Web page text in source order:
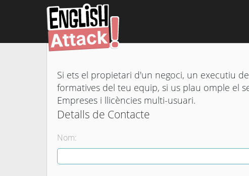
Si ets el propietari d'un negoci, un executiu
formatives del teu equip, si us plau omple el
Empreses i llicències multi-usuari.
Detalls de Contacte
Nom: